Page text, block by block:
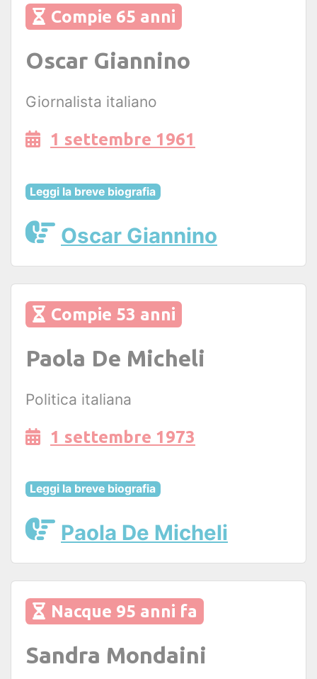
Compie 65 anni
Oscar Giannino
Giornalista italiano
1 settembre 1961
Leggi la breve biografia
Oscar Giannino
Compie 53 anni
Paola De Micheli
Politica italiana
1 settembre 1973
Leggi la breve biografia
Paola De Micheli
Nacque 95 anni fa
Sandra Mondaini